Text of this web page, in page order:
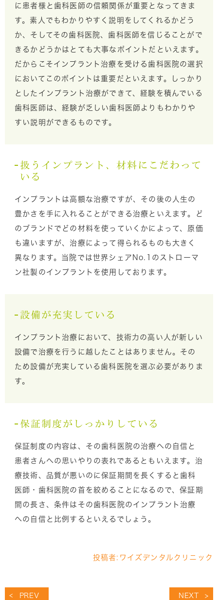
に患者様と歯科医師の信頼関係が重要となってきま
す。素人でもわかりやすく説明をしてくれるかどう
か、そしてその歯科医院、歯科医師を信じることがで
きるかどうかはとても大事なポイントだといえます。
だからこそインプラント治療を受ける歯科医院の選択
においてこのポイントは重要だといえます。しっかり
としたインプラント治療ができて、経験を積んでいる
歯科医師は、経験が乏しい歯科医師よりもわかりや
すい説明ができるものです。
扱うインプラント、材料にこだわって
いる
インプラントは高額な治療ですが、その後の人生の
豊かさを手に入れることができる治療といえます。ど
のブランドでどの材料を使っていくかによって、原価
も違いますが、治療によって得られるものも大きく
異なります。当院では世界シェアNo.1のストローマ
ン社製のインプラントを使用しております。
設備が充実している
インプラント治療において、技術力の高い人が新しい
設備で治療を行うに越したことはありません。その
ため設備が充実している歯科医院を選ぶ必要がありま
す。
保証制度がしっかりしている
保証制度の内容は、その歯科医院の治療への自信と
患者さんへの思いやりの表れであるともいえます。治
療技術、品質が悪いのに保証期間を長くすると歯科
医師・歯科医院の首を絞めることになるので、保証期
間の長さ、条件はその歯科医院のインプラント治療
への自信と比例するといえるでしょう。
投稿者: ワイズデンタルクリニック
PREV NEXT